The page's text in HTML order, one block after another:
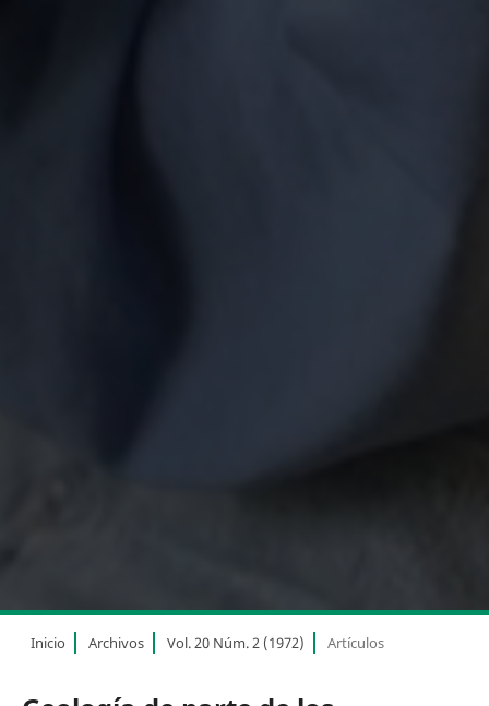
Inicio Archivos Vol. 20 Núm. 2 (1972) Artículos